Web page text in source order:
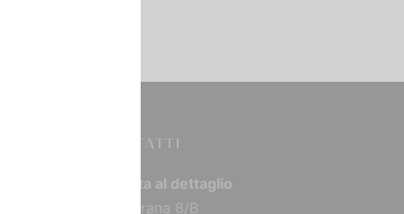
CONTATTI
Vendita al dettaglio
Via Torana 8/B